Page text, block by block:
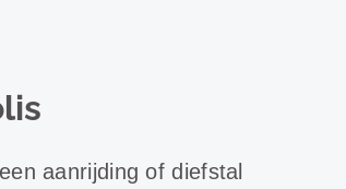
aanrijding of diefstal